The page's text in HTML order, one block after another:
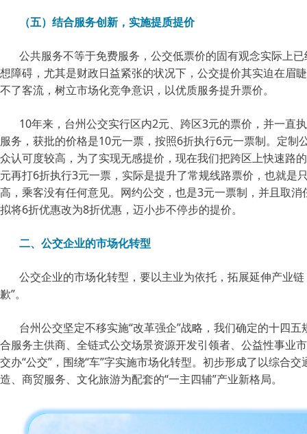
（五）结合服务创新，实施提质提价
公共服务不等于免费服务，公交低票价的固有观念实际上
想障碍，尤其是财政日益紧张的状况下，公交提价其实迫在眉
不了客流，树立市场化竞争意识，以优质服务提升票价。
10年来，台州公交实行区内2元、跨区3元的票价，并一直
服务，获批的价格是10元一票，按照6折执行6元一票制。 定制
众认可度较高，为了实现无感提价，现在我们把跨区上快速路
元再打6折执行3元一票，实际是提升了常规线路票价，也就是
高，乘客没有任何意见。 网约公交，也是3元一票制，并且取
拟将6折优惠改为8折优惠，迈小步不停步的提价。
二、公交企业的市场化转型
公交企业的市场化转型，要以主业为依托，拓展延伸产业
歉”。
台州公交坚定不移实施“改革强企”战略，我们确定的十四
合服务主供商、全链式公交场景资源开发引领者、公益性事业
交办“公交”，围绕“车”字实施市场化转型。初步形成了以综合
造、商贸服务、文化旅游为配套的“一主四辅”产业新格局。